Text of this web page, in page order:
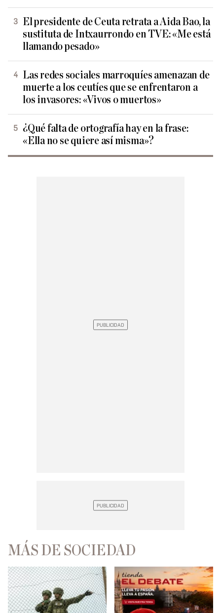
El presidente de Ceuta retrata a Aida Bao, la
sustituta de Intxaurrondo en TVE: «Me está
llamando pesado»
Las redes sociales marroquíes amenazan de
muerte a los ceutíes que se enfrentaron a
los invasores: «Vivos o muertos»
¿Qué falta de ortografía hay en la frase:
«Ella no se quiere así misma»?
MÁS DE SOCIEDAD